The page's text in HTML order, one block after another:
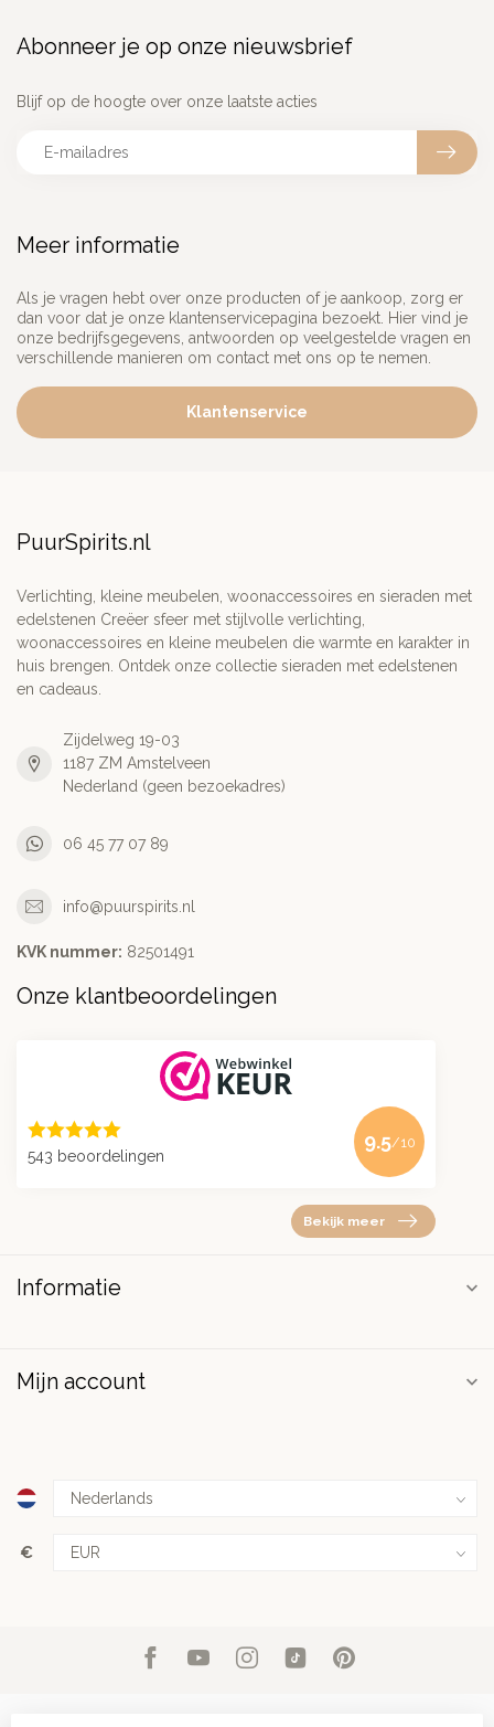
Meer informatie
Als je vragen hebt over onze producten of je aankoop, zorg er
dan voor dat je onze klantenservicepagina bezoekt. Hier vind je
onze bedrijfsgegevens, antwoorden op veelgestelde vragen en
verschillende manieren om contact met ons op te nemen.
Klantenservice
Abonneer je op onze nieuwsbrief
Blijf op de hoogte over onze laatste acties
PuurSpirits.nl
Verlichting, kleine meubelen, woonaccessoires en sieraden met
edelstenen Creëer sfeer met stijlvolle verlichting,
woonaccessoires en kleine meubelen die warmte en karakter in
huis brengen. Ontdek onze collectie sieraden met edelstenen
en cadeaus.
Zijdelweg 19-03
1187 ZM Amstelveen
Nederland (geen bezoekadres)
06 45 77 07 89
info@puurspirits.nl
KVK nummer: 82501491
Onze klantbeoordelingen
543 beoordelingen
9.5/10
Bekijk meer
Informatie
Mijn account
€